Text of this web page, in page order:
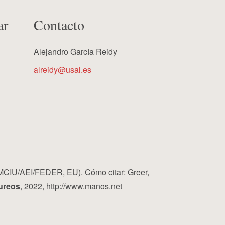
Contacto
Alejandro García Reidy
alreidy@usal.es
AEI/FEDER, EU). Cómo citar: Greer,
, 2022, http://www.manos.net